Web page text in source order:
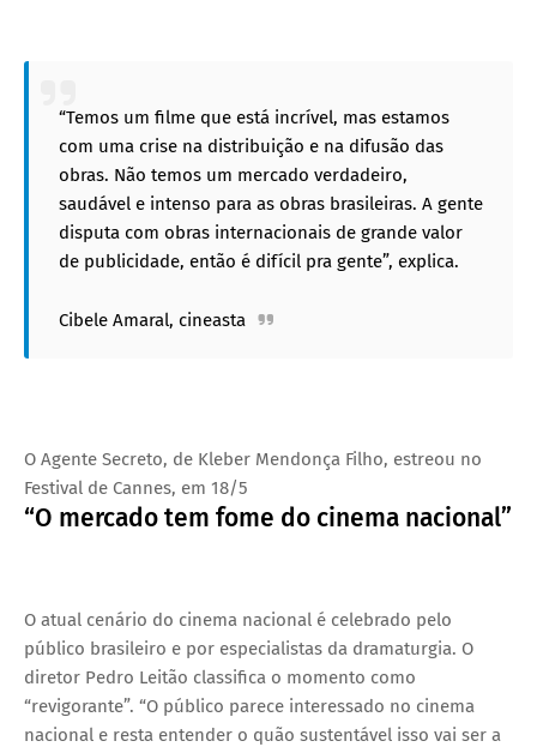
“Temos um filme que está incrível, mas estamos
com uma crise na distribuição e na difusão das
obras. Não temos um mercado verdadeiro,
saudável e intenso para as obras brasileiras. A gente
disputa com obras internacionais de grande valor
de publicidade, então é difícil pra gente”, explica.
Cibele Amaral, cineasta
O Agente Secreto, de Kleber Mendonça Filho, estreou no
Festival de Cannes, em 18/5
“O mercado tem fome do cinema nacional”
O atual cenário do cinema nacional é celebrado pelo
público brasileiro e por especialistas da dramaturgia. O
diretor Pedro Leitão classifica o momento como
“revigorante”. “O público parece interessado no cinema
nacional e resta entender o quão sustentável isso vai ser a